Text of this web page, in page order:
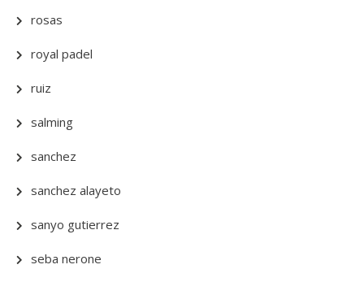
rosas
royal padel
ruiz
salming
sanchez
sanchez alayeto
sanyo gutierrez
seba nerone